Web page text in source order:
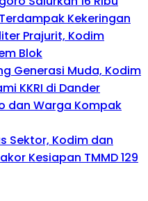
Kekeringan
Prajurit, Kodim
Blok
Generasi Muda, Kodim
KKRI di Dander
dan Warga Kompak
Sektor, Kodim dan
Kesiapan TMMD 129